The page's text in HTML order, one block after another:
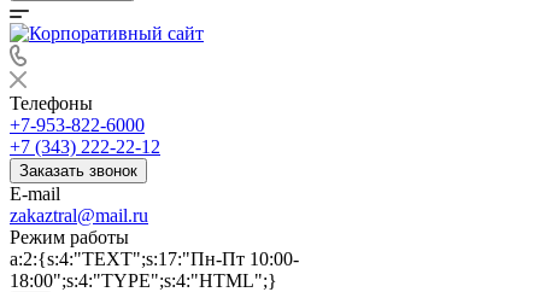
Телефоны
+7-953-822-6000
+7 (343) 222-22-12
Заказать звонок
E-mail
zakaztral@mail.ru
Режим работы
a:2:{s:4:"TEXT";s:17:"Пн-Пт 10:00-
18:00";s:4:"TYPE";s:4:"HTML";}